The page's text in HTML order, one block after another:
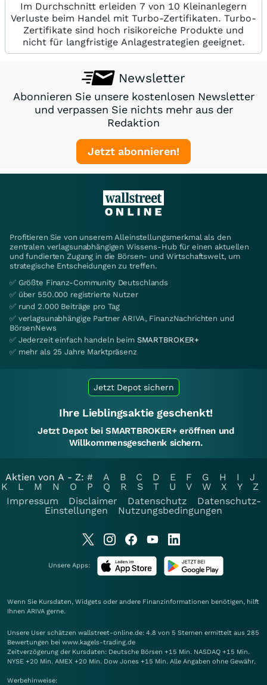
Im Durchschnitt erleiden 7 von 10 Kleinanlegern
Verluste beim Handel mit Turbo-Zertifikaten. Turbo-
Zertifikate sind hoch risikoreiche Produkte und
nicht für langfristige Anlagestrategien geeignet.
Newsletter
Abonnieren Sie unsere kostenlosen Newsletter
und verpassen Sie nichts mehr aus der
Redaktion
Jetzt abonnieren!
Profitieren Sie von unserem Alleinstellungsmerkmal als den
zentralen verlagsunabhängigen Wissens-Hub für einen aktuellen
und fundierten Zugang in die Börsen- und Wirtschaftswelt, um
strategische Entscheidungen zu treffen.
✅ Größte Finanz-Community Deutschlands
✅ über 550.000 registrierte Nutzer
✅ rund 2.000 Beiträge pro Tag
✅ verlagsunabhängige Partner ARIVA, FinanzNachrichten und
BörsenNews
✅ Jederzeit einfach handeln beim SMARTBROKER+
✅ mehr als 25 Jahre Marktpräsenz
Jetzt Depot sichern
Ihre Lieblingsaktie geschenkt!
Jetzt Depot bei SMARTBROKER+ eröffnen und
Willkommensgeschenk sichern.
Aktien von A - Z: # A B C D E F G H I
J
K
L M N O P Q R S T U V W X Y
Z
Impressum
Disclaimer Datenschutz
Datenschutz-
Einstellungen
Nutzungsbedingungen
Unsere Apps:
Wenn Sie Kursdaten, Widgets oder andere Finanzinformationen benötigen, hilft
Ihnen ARIVA gerne.
Unsere User schätzen wallstreet-online.de: 4.8 von 5 Sternen ermittelt aus 285
Bewertungen bei www.kagels-trading.de
Zeitverzögerung der Kursdaten: Deutsche Börsen +15 Min. NASDAQ +15 Min.
NYSE +20 Min. AMEX +20 Min. Dow Jones +15 Min. Alle Angaben ohne Gewähr.
Werbehinweise: